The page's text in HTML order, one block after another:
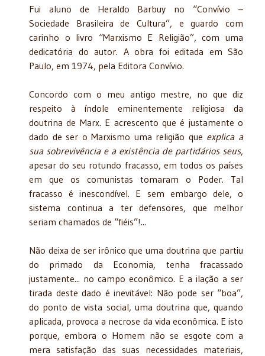
Fui aluno de Heraldo Barbuy no “Convívio –
Sociedade Brasileira de Cultura”, e guardo com
carinho o livro “Marxismo E Religião”, com uma
dedicatória do autor. A obra foi editada em São
Paulo, em 1974, pela Editora Convívio.
Concordo com o meu antigo mestre, no que diz
respeito à índole eminentemente religiosa da
doutrina de Marx. E acrescento que é justamente o
dado de ser o Marxismo uma religião que explica a
sua sobrevivência e a existência de partidários seus,
apesar do seu rotundo fracasso, em todos os países
em que os comunistas tomaram o Poder. Tal
fracasso é inescondível. E sem embargo dele, o
sistema continua a ter defensores, que melhor
seriam chamados de “fiéis”!...
Não deixa de ser irônico que uma doutrina que partiu
do primado da Economia, tenha fracassado
justamente... no campo econômico. E a ilação a ser
tirada deste dado é inevitável: Não pode ser “boa”,
do ponto de vista social, uma doutrina que, quando
aplicada, provoca a necrose da vida econômica. E isto
porque, embora o Homem não se esgote com a
mera satisfação das suas necessidades materiais,